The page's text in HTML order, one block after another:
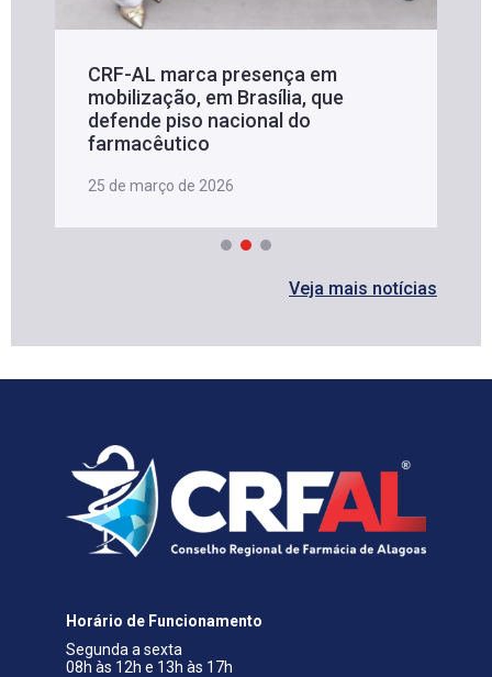
CRF-AL marca presença em
mobilização, em Brasília, que
defende piso nacional do
farmacêutico
25 de março de 2026
Veja mais notícias
Horário de Funcionamento
Segunda a sexta
08h às 12h e 13h às 17h